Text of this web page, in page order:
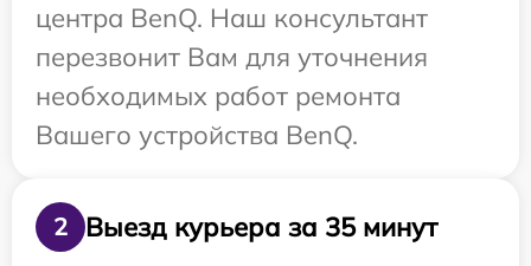
центра BenQ. Наш консультант
перезвонит Вам для уточнения
необходимых работ ремонта
Вашего устройства BenQ.
2
Выезд курьера за 35 минут